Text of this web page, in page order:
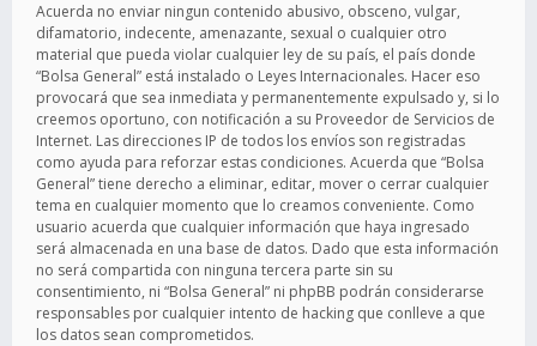
Acuerda no enviar ningun contenido abusivo, obsceno, vulgar,
difamatorio, indecente, amenazante, sexual o cualquier otro
material que pueda violar cualquier ley de su país, el país donde
“Bolsa General” está instalado o Leyes Internacionales. Hacer eso
provocará que sea inmediata y permanentemente expulsado y, si lo
creemos oportuno, con notificación a su Proveedor de Servicios de
Internet. Las direcciones IP de todos los envíos son registradas
como ayuda para reforzar estas condiciones. Acuerda que “Bolsa
General” tiene derecho a eliminar, editar, mover o cerrar cualquier
tema en cualquier momento que lo creamos conveniente. Como
usuario acuerda que cualquier información que haya ingresado
será almacenada en una base de datos. Dado que esta información
no será compartida con ninguna tercera parte sin su
consentimiento, ni “Bolsa General” ni phpBB podrán considerarse
responsables por cualquier intento de hacking que conlleve a que
los datos sean comprometidos.